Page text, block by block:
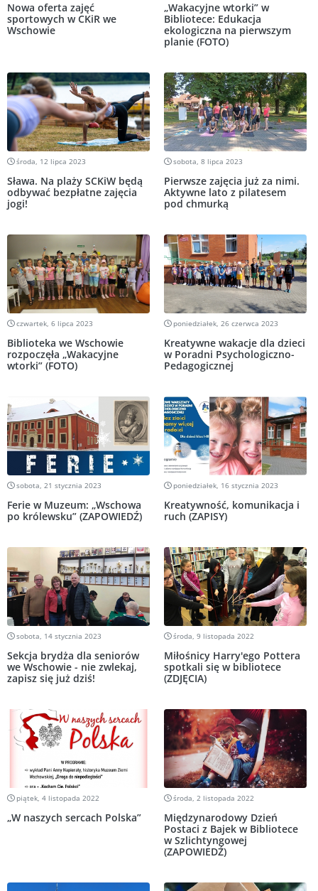
Nowa oferta zajęć
sportowych w CKiR we
Wschowie
„Wakacyjne wtorki” w
Bibliotece: Edukacja
ekologiczna na pierwszym
planie (FOTO)
środa, 12 lipca 2023
Sława. Na plaży SCKiW będą
odbywać bezpłatne zajęcia
jogi!
sobota, 8 lipca 2023
Pierwsze zajęcia już za nimi.
Aktywne lato z pilatesem
pod chmurką
czwartek, 6 lipca 2023
Biblioteka we Wschowie
rozpoczęła „Wakacyjne
wtorki” (FOTO)
poniedziałek, 26 czerwca 2023
Kreatywne wakacje dla dzieci
w Poradni Psychologiczno-
Pedagogicznej
sobota, 21 stycznia 2023
Ferie w Muzeum: „Wschowa
po królewsku” (ZAPOWIEDŹ)
poniedziałek, 16 stycznia 2023
Kreatywność, komunikacja i
ruch (ZAPISY)
sobota, 14 stycznia 2023
Sekcja brydża dla seniorów
we Wschowie - nie zwlekaj,
zapisz się już dziś!
środa, 9 listopada 2022
Miłośnicy Harry'ego Pottera
spotkali się w bibliotece
(ZDJĘCIA)
piątek, 4 listopada 2022
„W naszych sercach Polska”
środa, 2 listopada 2022
Międzynarodowy Dzień
Postaci z Bajek w Bibliotece
w Szlichtyngowej
(ZAPOWIEDŹ)